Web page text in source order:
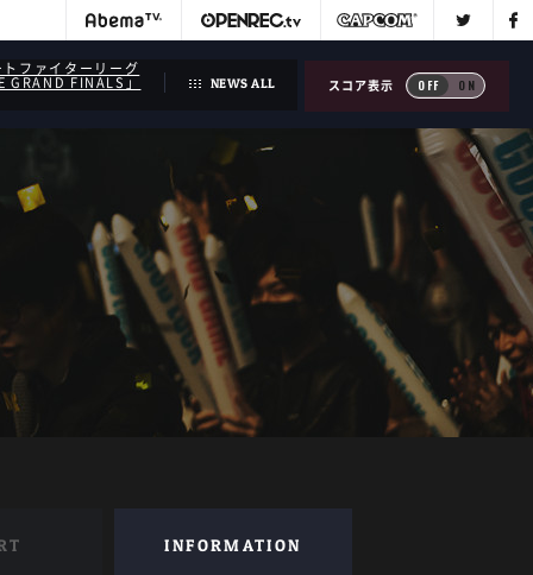
スコア表示 OFF ON
ファイターリーグ
FINALS」 NEWS ALL
INFORMATION